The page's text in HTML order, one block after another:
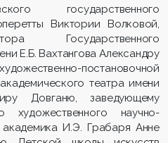
государственного
Виктории Волковой,
Государственного
Е.Б. Вахтангова Александру
постановочной
театра имени
Довганю, заведующему
художественного научно-
академика И.Э. Грабаря Анне